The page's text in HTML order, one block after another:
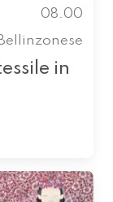
08.00
Bellinzonese
in